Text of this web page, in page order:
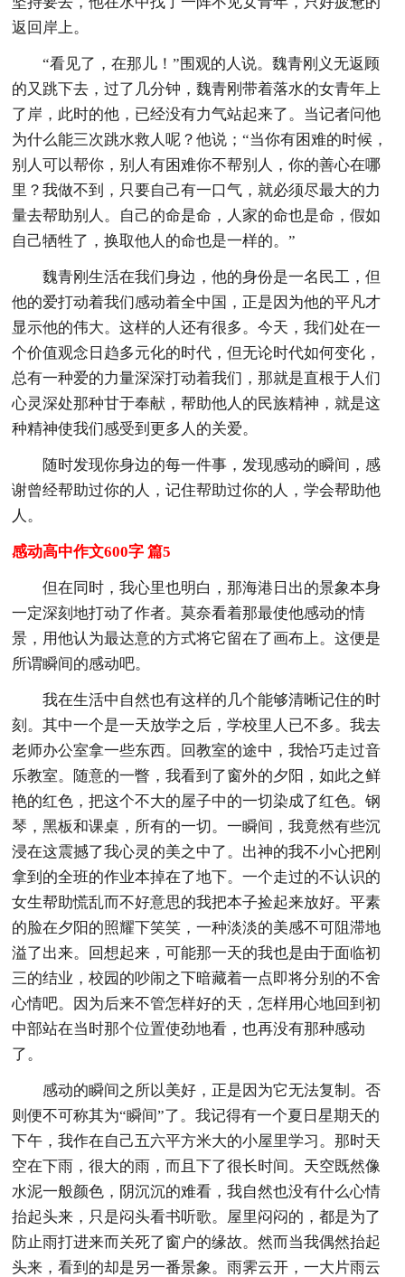
返回岸上。
“看见了，在那儿！”围观的人说。魏青刚义无返顾
的又跳下去，过了几分钟，魏青刚带着落水的女青年上
了岸，此时的他，已经没有力气站起来了。当记者问他
为什么能三次跳水救人呢？他说；“当你有困难的时候，
别人可以帮你，别人有困难你不帮别人，你的善心在哪
里？我做不到，只要自己有一口气，就必须尽最大的力
量去帮助别人。自己的命是命，人家的命也是命，假如
自己牺牲了，换取他人的命也是一样的。”
魏青刚生活在我们身边，他的身份是一名民工，但
他的爱打动着我们感动着全中国，正是因为他的平凡才
显示他的伟大。这样的人还有很多。今天，我们处在一
个价值观念日趋多元化的时代，但无论时代如何变化，
总有一种爱的力量深深打动着我们，那就是直根于人们
心灵深处那种甘于奉献，帮助他人的民族精神，就是这
种精神使我们感受到更多人的关爱。
随时发现你身边的每一件事，发现感动的瞬间，感
谢曾经帮助过你的人，记住帮助过你的人，学会帮助他
人。
感动高中作文600字 篇5
但在同时，我心里也明白，那海港日出的景象本身
一定深刻地打动了作者。莫奈看着那最使他感动的情
景，用他认为最达意的方式将它留在了画布上。这便是
所谓瞬间的感动吧。
我在生活中自然也有这样的几个能够清晰记住的时
刻。其中一个是一天放学之后，学校里人已不多。我去
老师办公室拿一些东西。回教室的途中，我恰巧走过音
乐教室。随意的一瞥，我看到了窗外的夕阳，如此之鲜
艳的红色，把这个不大的屋子中的一切染成了红色。钢
琴，黑板和课桌，所有的一切。一瞬间，我竟然有些沉
浸在这震撼了我心灵的美之中了。出神的我不小心把刚
拿到的全班的作业本掉在了地下。一个走过的不认识的
女生帮助慌乱而不好意思的我把本子捡起来放好。平素
的脸在夕阳的照耀下笑笑，一种淡淡的美感不可阻滞地
溢了出来。回想起来，可能那一天的我也是由于面临初
三的结业，校园的吵闹之下暗藏着一点即将分别的不舍
心情吧。因为后来不管怎样好的天，怎样用心地回到初
中部站在当时那个位置使劲地看，也再没有那种感动
了。
感动的瞬间之所以美好，正是因为它无法复制。否
则便不可称其为“瞬间”了。我记得有一个夏日星期天的
下午，我作在自己五六平方米大的小屋里学习。那时天
空在下雨，很大的雨，而且下了很长时间。天空既然像
水泥一般颜色，阴沉沉的难看，我自然也没有什么心情
抬起头来，只是闷头看书听歌。屋里闷闷的，都是为了
防止雨打进来而关死了窗户的缘故。然而当我偶然抬起
头来，看到的却是另一番景象。雨霁云开，一大片雨云